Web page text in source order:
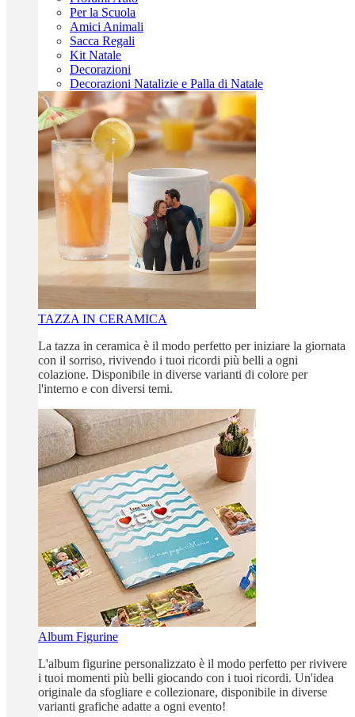
Per la Scuola
Amici Animali
Sacca Regali
Kit Natale
Decorazioni
Decorazioni Natalizie e Palla di Natale
TAZZA IN CERAMICA
La tazza in ceramica è il modo perfetto per iniziare la giornata
con il sorriso, rivivendo i tuoi ricordi più belli a ogni
colazione. Disponibile in diverse varianti di colore per
l'interno e con diversi temi.
Album Figurine
L'album figurine personalizzato è il modo perfetto per rivivere
i tuoi momenti più belli giocando con i tuoi ricordi. Un'idea
originale da sfogliare e collezionare, disponibile in diverse
varianti grafiche adatte a ogni evento!